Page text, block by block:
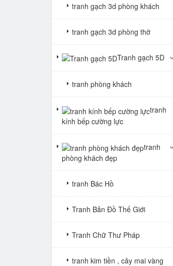
tranh gạch 3d phòng khách
tranh gạch 3d phòng thờ
Tranh gạch 5D
tranh phòng khách
tranh
kính bếp cường lực
tranh
phòng khách đẹp
tranh Bác Hồ
Tranh Bản Đồ Thế Giới
Tranh Chữ Thư Pháp
tranh kim tiền , cây mai vàng